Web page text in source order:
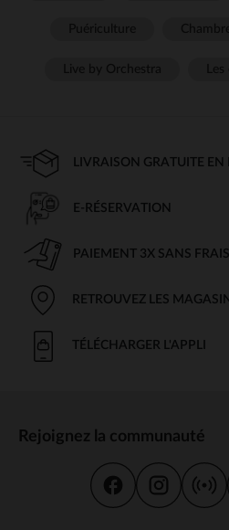
LIVRAISON GRATUITE
E-RÉSERVATION
PAIEMENT 3X SANS
RETROUVEZ LES
TÉLÉCHARGER L'APPLI
Rejoignez la communauté